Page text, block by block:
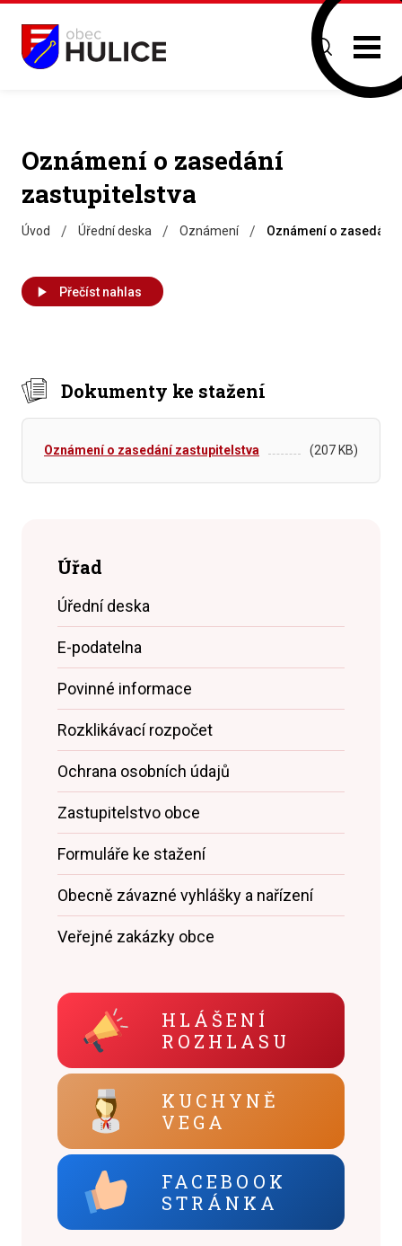
Oznámení o zasedání
zastupitelstva
Úvod / Úřední deska / Oznámení / Oznámení o zasedání
Přečíst nahlas
Dokumenty ke stažení
Oznámení o zasedání zastupitelstva (207 KB)
Úřad
Úřední deska
E-podatelna
Povinné informace
Rozklikávací rozpočet
Ochrana osobních údajů
Zastupitelstvo obce
Formuláře ke stažení
Obecně závazné vyhlášky a nařízení
Veřejné zakázky obce
HLÁŠENÍ
ROZHLASU
KUCHYNĚ
VEGA
FACEBOOK
STRÁNKA